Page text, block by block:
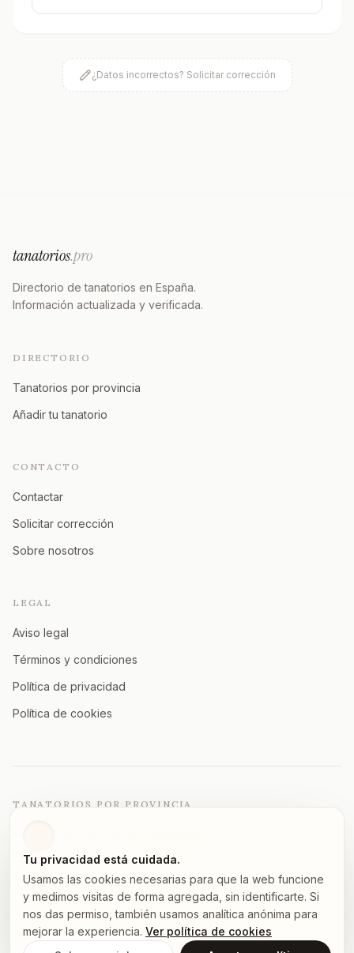
¿Datos incorrectos? Solicitar corrección
tanatorios.pro
Directorio de tanatorios en España.
Información actualizada y verificada.
DIRECTORIO
Tanatorios por provincia
Añadir tu tanatorio
CONTACTO
Contactar
Solicitar corrección
Sobre nosotros
LEGAL
Aviso legal
Términos y condiciones
Política de privacidad
Política de cookies
TANATORIOS POR PROVINCIA
Murcia
A Coruña Asturias Granada Ver todas →
2026
tanatorios.pro — Todos los derechos reservados
Los datos proceden de fuentes públicas. Notifica un error.
Tu privacidad está cuidada.
Usamos las cookies necesarias para que la web funcione
y medimos visitas de forma agregada, sin identificarte. Si
nos das permiso, también usamos analítica anónima para
mejorar la experiencia. Ver política de cookies